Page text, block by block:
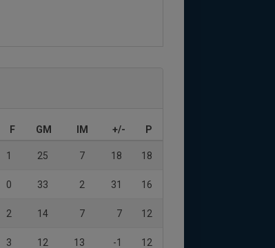
F GM IM +/- P
1 25 7 18 18
0 33 2 31 16
2 14 7 7 12
3 12 13 -1 12